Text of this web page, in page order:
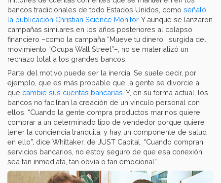
bancos tradicionales de todo Estados Unidos, como señaló
la publicación Christian Science Monitor. Y aunque se lanzaron
campañas similares en los años posteriores al colapso
financiero –como la campaña “Mueve tu dinero”, surgida del
movimiento “Ocupa Wall Street”–, no se materializó un
rechazo total a los grandes bancos.
Parte del motivo puede ser la inercia. Se suele decir, por
ejemplo, que es más probable que la gente se divorcie a
que cambie sus cuentas bancarias . Y, en su forma actual, los
bancos no facilitan la creación de un vínculo personal con
ellos. “Cuando la gente compra productos marinos quiere
comprar a un determinado tipo de vendedor porque quiere
tener la conciencia tranquila, y hay un componente de salud
en ello”, dice Whittaker, de JUST Capital. “Cuando compran
servicios bancarios, no estoy seguro de que esa conexión
sea tan inmediata, tan obvia o tan emocional”.